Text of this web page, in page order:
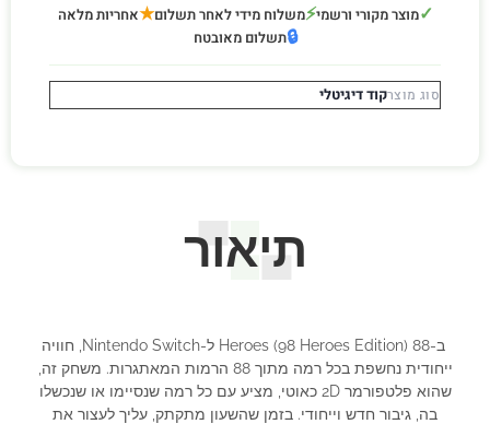
✓מוצר מקורי ורשמי⚡משלוח מידי לאחר תשלום★אחריות מלאה
🔒תשלום מאובטח
סוג מוצרקוד דיגיטלי
תיאור
ב-88 Heroes (98 Heroes Edition) ל-Nintendo Switch, חוויה
ייחודית נחשפת בכל רמה מתוך 88 הרמות המאתגרות. משחק זה,
שהוא פלטפורמר 2D כאוטי, מציע עם כל רמה שנסיימו או שנכשלו
בה, גיבור חדש וייחודי. בזמן שהשעון מתקתק, עליך לעצור את